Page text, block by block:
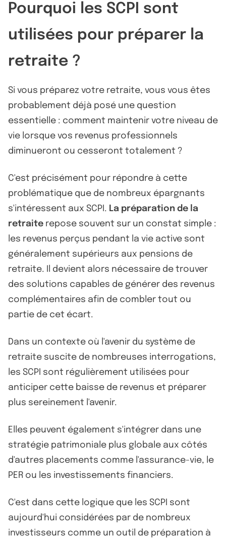
Pourquoi les SCPI sont
utilisées pour préparer la
retraite ?
Si vous préparez votre retraite, vous vous êtes
probablement déjà posé une question
essentielle : comment maintenir votre niveau de
vie lorsque vos revenus professionnels
diminueront ou cesseront totalement ?
C'est précisément pour répondre à cette
problématique que de nombreux épargnants
s'intéressent aux SCPI. La préparation de la
retraite repose souvent sur un constat simple :
les revenus perçus pendant la vie active sont
généralement supérieurs aux pensions de
retraite. Il devient alors nécessaire de trouver
des solutions capables de générer des revenus
complémentaires afin de combler tout ou
partie de cet écart.
Dans un contexte où l'avenir du système de
retraite suscite de nombreuses interrogations,
les SCPI sont régulièrement utilisées pour
anticiper cette baisse de revenus et préparer
plus sereinement l'avenir.
Elles peuvent également s'intégrer dans une
stratégie patrimoniale plus globale aux côtés
d'autres placements comme l'assurance-vie, le
PER ou les investissements financiers.
C'est dans cette logique que les SCPI sont
aujourd'hui considérées par de nombreux
investisseurs comme un outil de préparation à